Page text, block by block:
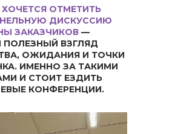
ХОЧЕТСЯ ОТМЕТИТЬ
ДИСКУССИЮ
ЗАКАЗЧИКОВ —
ПОЛЕЗНЫЙ ВЗГЛЯД
ОЖИДАНИЯ И ТОЧКИ
ИМЕННО ЗА ТАКИМИ
И СТОИТ ЕЗДИТЬ
КОНФЕРЕНЦИИ.